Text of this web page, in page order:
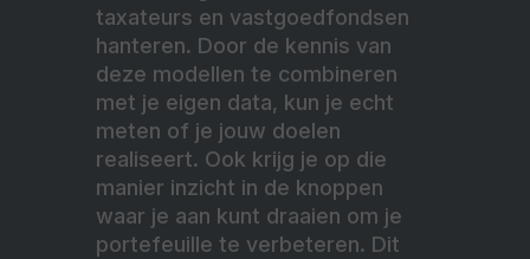
taxateurs en vastgoedfondsen
hanteren. Door de kennis van
deze modellen te combineren
met je eigen data, kun je echt
meten of je jouw doelen
realiseert. Ook krijg je op die
manier inzicht in de knoppen
waar je aan kunt draaien om je
portefeuille te verbeteren. Dit